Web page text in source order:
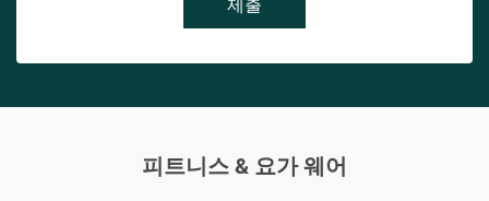
제출
피트니스 & 요가 웨어